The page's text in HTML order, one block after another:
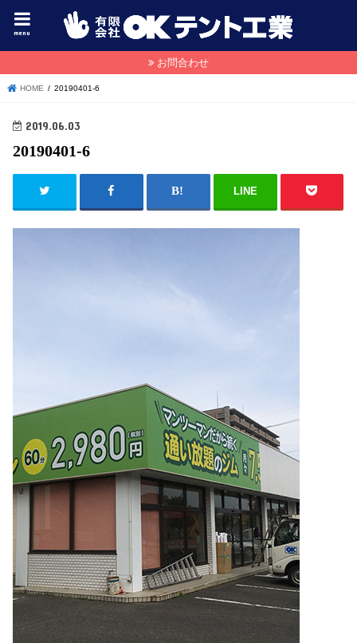
menu
お問合わせ
HOME 20190401-6
2019.06.03
20190401-6
LINE